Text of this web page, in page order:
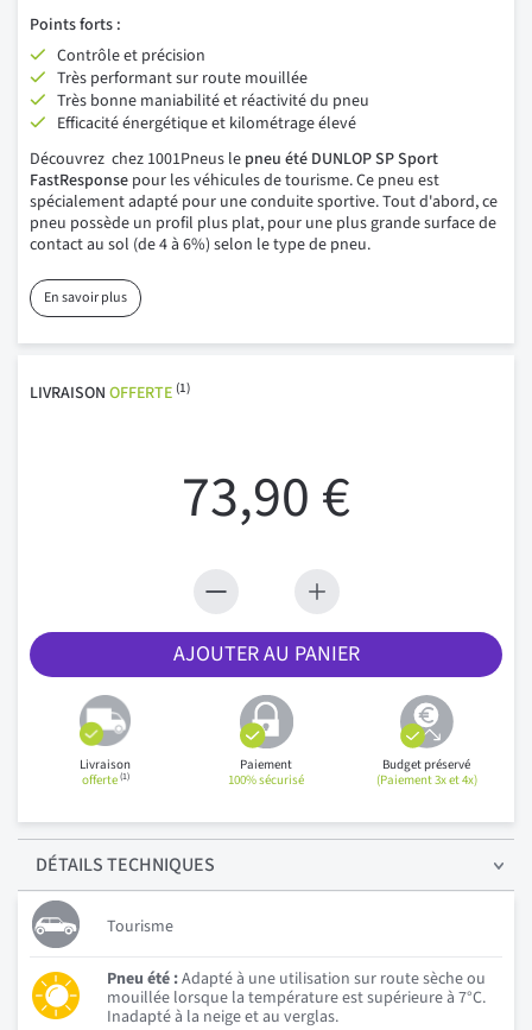
Points forts :
Contrôle et précision
Très performant sur route mouillée
Très bonne maniabilité et réactivité du pneu
Efficacité énergétique et kilométrage élevé
Découvrez chez 1001Pneus le pneu été DUNLOP SP Sport
FastResponse pour les véhicules de tourisme. Ce pneu est
spécialement adapté pour une conduite sportive. Tout d'abord, ce
pneu possède un profil plus plat, pour une plus grande surface de
contact au sol (de 4 à 6%) selon le type de pneu.
En savoir plus
LIVRAISON OFFERTE (1)
73,90 €
AJOUTER AU PANIER
Livraison
offerte(1)
Paiement
100% sécurisé
Budget préservé
(Paiement 3x et 4x)
DÉTAILSTECHNIQUES
Tourisme
Pneu été :Adapté à une utilisation sur route sèche ou
mouillée lorsque la température est supérieure à 7°C.
Inadapté à la neige et au verglas.